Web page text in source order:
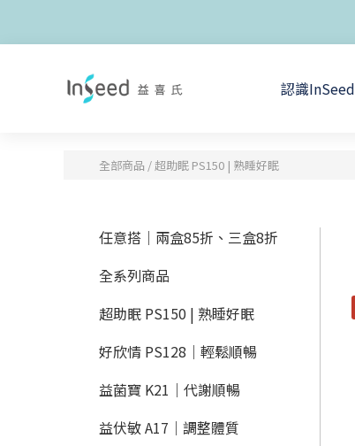
認識InSeed
全部商品 /超助眠 PS150 | 熟睡好眠
任意搭｜兩盒85折、三盒8折
全系列商品
超助眠 PS150 | 熟睡好眠
好欣情 PS128｜輕鬆順暢
益菌寶 K21｜代謝順暢
益伏敏 A17｜調整體質